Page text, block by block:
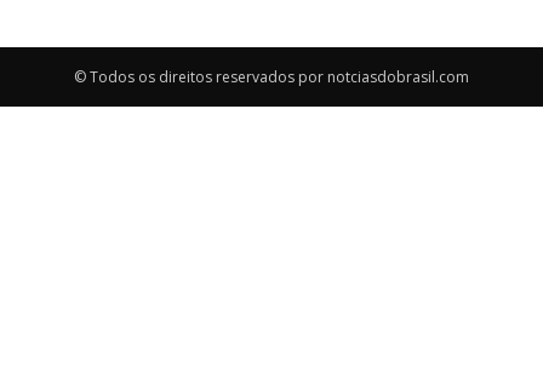
© Todos os direitos reservados por notciasdobrasil.com